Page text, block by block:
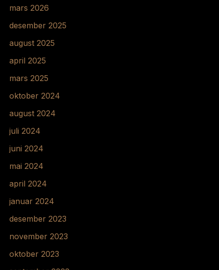
mars 2026
desember 2025
august 2025
april 2025
mars 2025
oktober 2024
august 2024
juli 2024
juni 2024
mai 2024
april 2024
januar 2024
desember 2023
november 2023
oktober 2023